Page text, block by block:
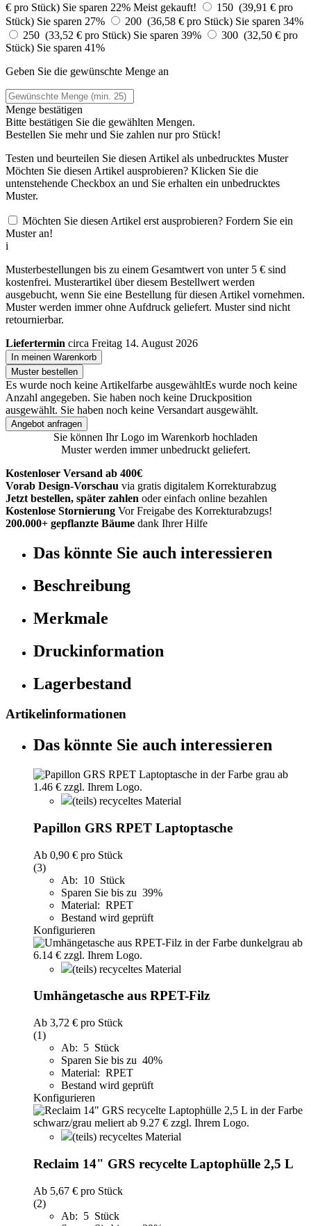
€ pro Stück) Sie sparen 22% Meist gekauft!
150 (39,91 € pro
Stück) Sie sparen 27% 200 (36,58 € pro Stück) Sie sparen 34%
250 (33,52 € pro Stück) Sie sparen 39%
300 (32,50 € pro
Stück) Sie sparen 41%
Geben Sie die gewünschte Menge an
Menge bestätigen
Bitte bestätigen Sie die gewählten Mengen.
Bestellen Sie mehr und Sie zahlen nurpro Stück!
Testen und beurteilen Sie diesen Artikel als unbedrucktes Muster
Möchten Sie diesen Artikel ausprobieren? Klicken Sie die
untenstehende Checkbox an und Sie erhalten ein unbedrucktes
Muster.
Möchten Sie diesen Artikel erst ausprobieren? Fordern Sie ein
Muster an!
i
Musterbestellungen bis zu einem Gesamtwert von unter 5 € sind
kostenfrei. Musterartikel über diesem Bestellwert werden
ausgebucht, wenn Sie eine Bestellung für diesen Artikel vornehmen.
Muster werden immer ohne Aufdruck geliefert. Muster sind nicht
retournierbar.
Liefertermin circa Freitag 14. August 2026
In meinen Warenkorb
Muster bestellen
Es wurde noch keine Artikelfarbe ausgewähltEs wurde noch keine
Anzahl angegeben. Sie haben noch keine Druckposition
ausgewählt. Sie haben noch keine Versandart ausgewählt.
Angebot anfragen
Sie können Ihr Logo im Warenkorb hochladen
Muster werden immer unbedruckt geliefert.
Kostenloser Versand ab 400€
Vorab Design-Vorschau via gratis digitalem Korrekturabzug
Jetzt bestellen, später zahlen oder einfach online bezahlen
Kostenlose Stornierung Vor Freigabe des Korrekturabzugs!
200.000+ gepflanzte Bäume dank Ihrer Hilfe
Das könnte Sie auch interessieren
Beschreibung
Merkmale
Druckinformation
Lagerbestand
Artikelinformationen
Das könnte Sie auch interessieren
(teils) recyceltes Material
Papillon GRS RPET Laptoptasche
Ab 0,90 € pro Stück
(3)
Ab: 10 Stück
Sparen Sie bis zu 39%
Material: RPET
Bestand wird geprüft
Konfigurieren
(teils) recyceltes Material
Umhängetasche aus RPET-Filz
Ab 3,72 € pro Stück
(1)
Ab: 5 Stück
Sparen Sie bis zu 40%
Material: RPET
Bestand wird geprüft
Konfigurieren
(teils) recyceltes Material
Reclaim 14" GRS recycelte Laptophülle 2,5 L
Ab 5,67 € pro Stück
(2)
Ab: 5 Stück